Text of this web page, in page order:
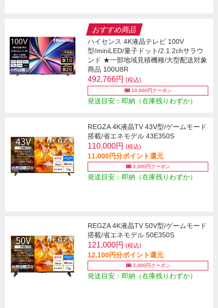
おすすめ商品
ハイセンス 4K液晶テレビ 100V
型/miniLED/量子ドット/2.1.2chサラウ
ンド ★一部地域見積機種/大型配送対象
商品 100U8R
492,766円 (税込)
10,000円クーポン
発送目安：即納（在庫残りわずか）
REGZA 4K液晶TV 43V型/ゲームモード
搭載/省エネモデル 43E350S
110,000円 (税込)
11,000円分ポイント還元
3,000円クーポン
発送目安：即納（在庫残りわずか）
REGZA 4K液晶TV 50V型/ゲームモード
搭載/省エネモデル 50E350S
121,000円 (税込)
12,100円分ポイント還元
3,000円クーポン
発送目安：即納（在庫残りわずか）